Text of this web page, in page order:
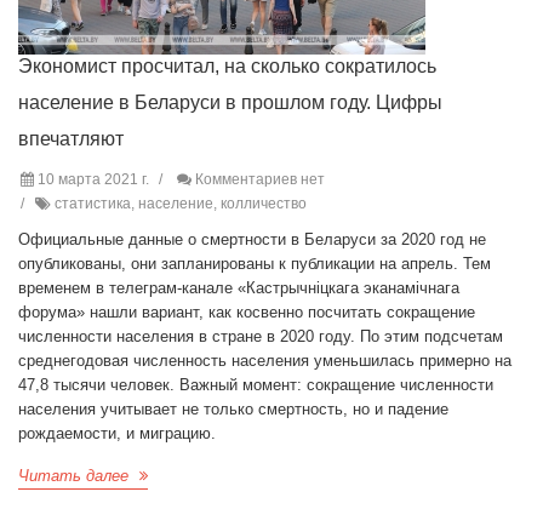
Экономист просчитал, на сколько сократилось
население в Беларуси в прошлом году. Цифры
впечатляют
10 марта 2021 г.
Комментариев нет
статистика, население, колличество
Официальные данные о смертности в Беларуси за 2020 год не
опубликованы, они запланированы к публикации на апрель. Тем
временем в телеграм-канале «Кастрычніцкага эканамічнага
форума» нашли вариант, как косвенно посчитать сокращение
численности населения в стране в 2020 году. По этим подсчетам
среднегодовая численность населения уменьшилась примерно на
47,8 тысячи человек. Важный момент: сокращение численности
населения учитывает не только смертность, но и падение
рождаемости, и миграцию.
Читать далее